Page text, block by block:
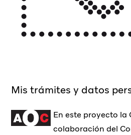
Mis trámites y datos
En este proyecto
colaboración del